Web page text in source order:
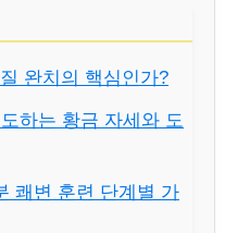
완치의 핵심인가?
하는 황금 자세와 도
쾌변 훈련 단계별 가